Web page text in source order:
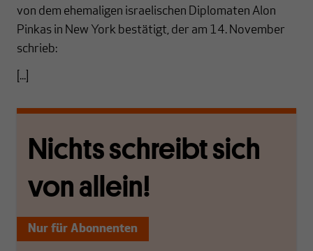
von dem ehemaligen israelischen Diplomaten Alon
Pinkas in New York bestätigt, der am 14. November
schrieb:
[...]
Nichts schreibt sich
von allein!
Nur für Abonnenten